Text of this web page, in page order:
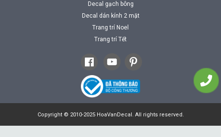
Decal gạch bông
Decal dán kính 2 mặt
Trang trí Noel
Trang trí Tết
Copyright © 2010-2025 HoaVanDecal. All rights reserved.